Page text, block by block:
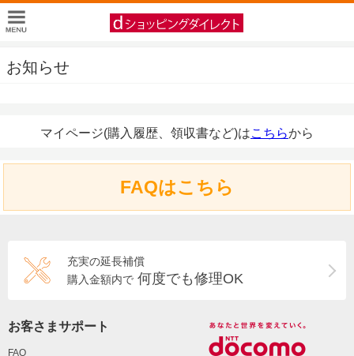
お知らせ
マイページ(購入履歴、領収書など)はこちらから
FAQはこちら
充実の延長補償
購入金額内で 何度でも修理OK
お客さまサポート
FAQ